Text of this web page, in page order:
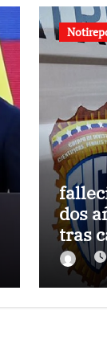
dos
tras